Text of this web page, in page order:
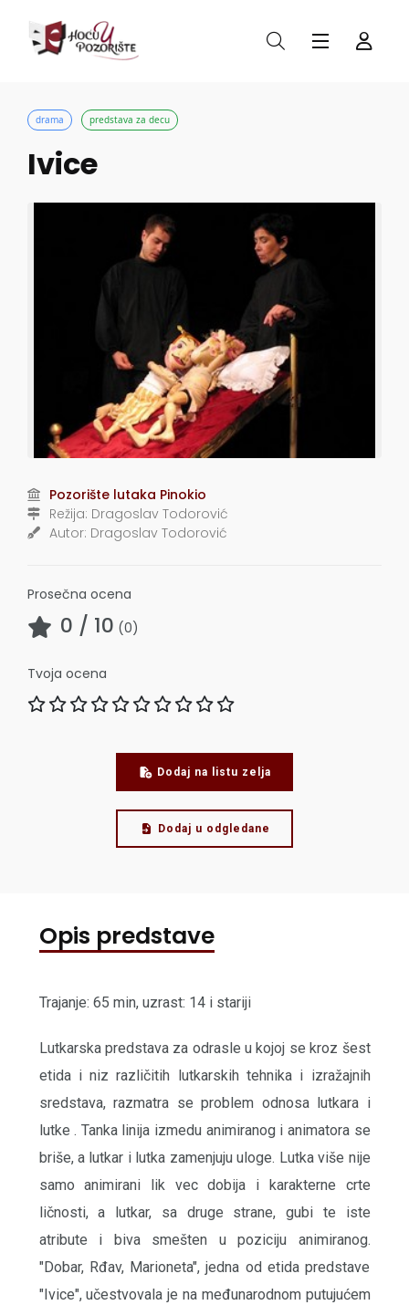
drama predstava za decu
Ivice
Pozorište lutaka Pinokio
Režija: Dragoslav Todorović
Autor: Dragoslav Todorović
Prosečna ocena
0 / 10 (0)
Tvoja ocena
Dodaj na listu zelja
Dodaj u odgledane
Opis predstave
Trajanje: 65 min, uzrast: 14 i stariji
Lutkarska predstava za odrasle u kojoj se kroz šest
etida i niz različitih lutkarskih tehnika i izražajnih
sredstava, razmatra se problem odnosa lutkara i
lutke . Tanka linija izmedu animiranog i animatora se
briše, a lutkar i lutka zamenjuju uloge. Lutka više nije
samo animirani lik vec dobija i karakterne crte
ličnosti, a lutkar, sa druge strane, gubi te iste
atribute i biva smešten u poziciju animiranog.
"Dobar, Rđav, Marioneta", jedna od etida predstave
"Ivice", učestvovala je na međunarodnom putujućem